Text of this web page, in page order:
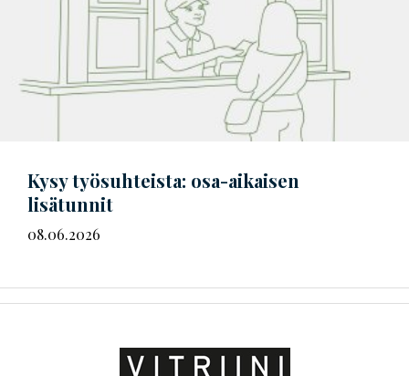
Kysy työsuhteista: osa-aikaisen
lisätunnit
08.06.2026